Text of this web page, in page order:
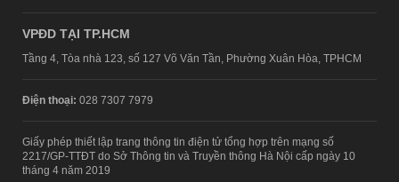
VPĐD TẠI TP.HCM
Tầng 4, Tòa nhà 123, số 127 Võ Văn Tần, Phường Xuân Hòa, TPHCM
Điện thoại: 028 7307 7979
Giấy phép thiết lập trang thông tin điện tử tổng hợp trên mạng số
2217/GP-TTĐT do Sở Thông tin và Truyền thông Hà Nội cấp ngày 10
tháng 4 năm 2019